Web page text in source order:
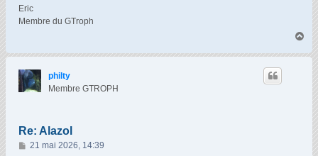
Eric
Membre du GTroph
u
philty
Membre GTROPH
Re: Alazol
M
21 mai 2026, 14:39